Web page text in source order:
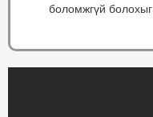
боломжгүй